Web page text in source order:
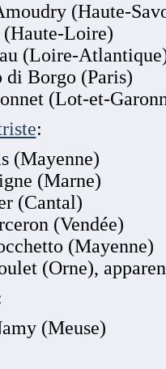
(Haute-
(Haute-Loire)
(Loire-
di Borgo (Paris)
(Lot-et-
:
(Mayenne)
(Marne)
(Cantal)
(Vendée)
(Mayenne)
(Orne),
(Meuse)